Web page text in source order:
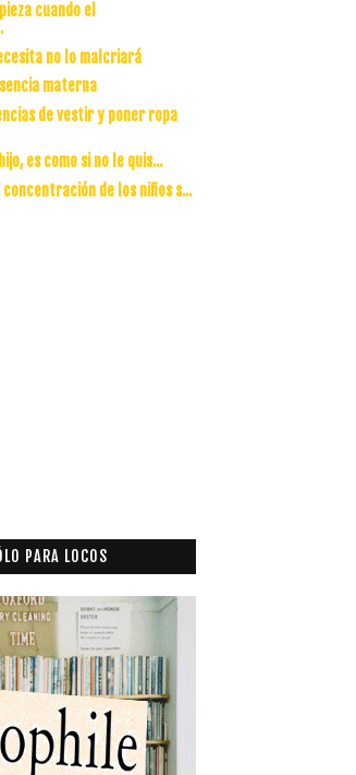
cuando el
no lo malcriará
materna
de vestir y poner ropa
es como si no le quis...
concentración de los niños s...
PARA LOCOS